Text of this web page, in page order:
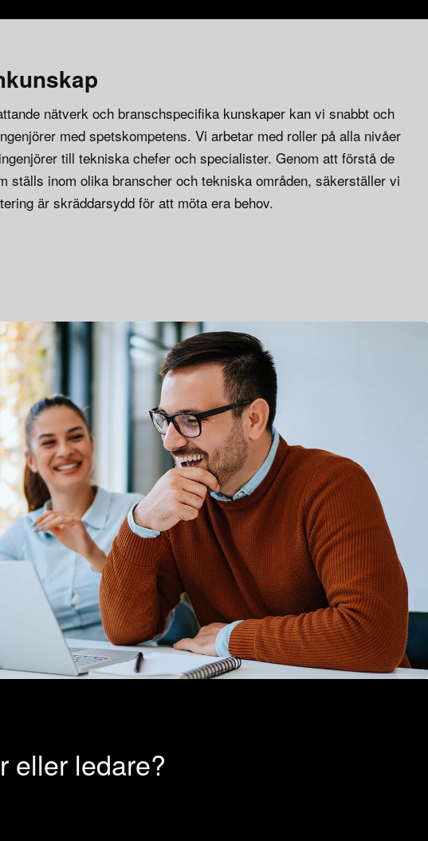
nätverk och branschspecifika kunskaper kan vi snabbt och
med spetskompetens. Vi arbetar med roller på alla nivåer
till tekniska chefer och specialister. Genom att förstå de
ställs inom olika branscher och tekniska områden, säkerställer vi
är skräddarsydd för att möta era behov.
eller ledare?